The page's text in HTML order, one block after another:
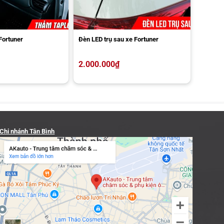
Đèn LED trụ sau xe Fortuner
2.000.000₫
Chi nhánh Tân Bình